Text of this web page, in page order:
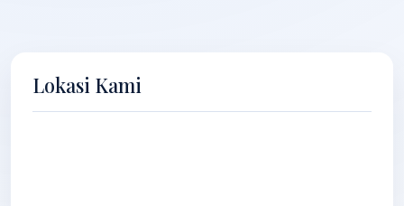
Lokasi Kami